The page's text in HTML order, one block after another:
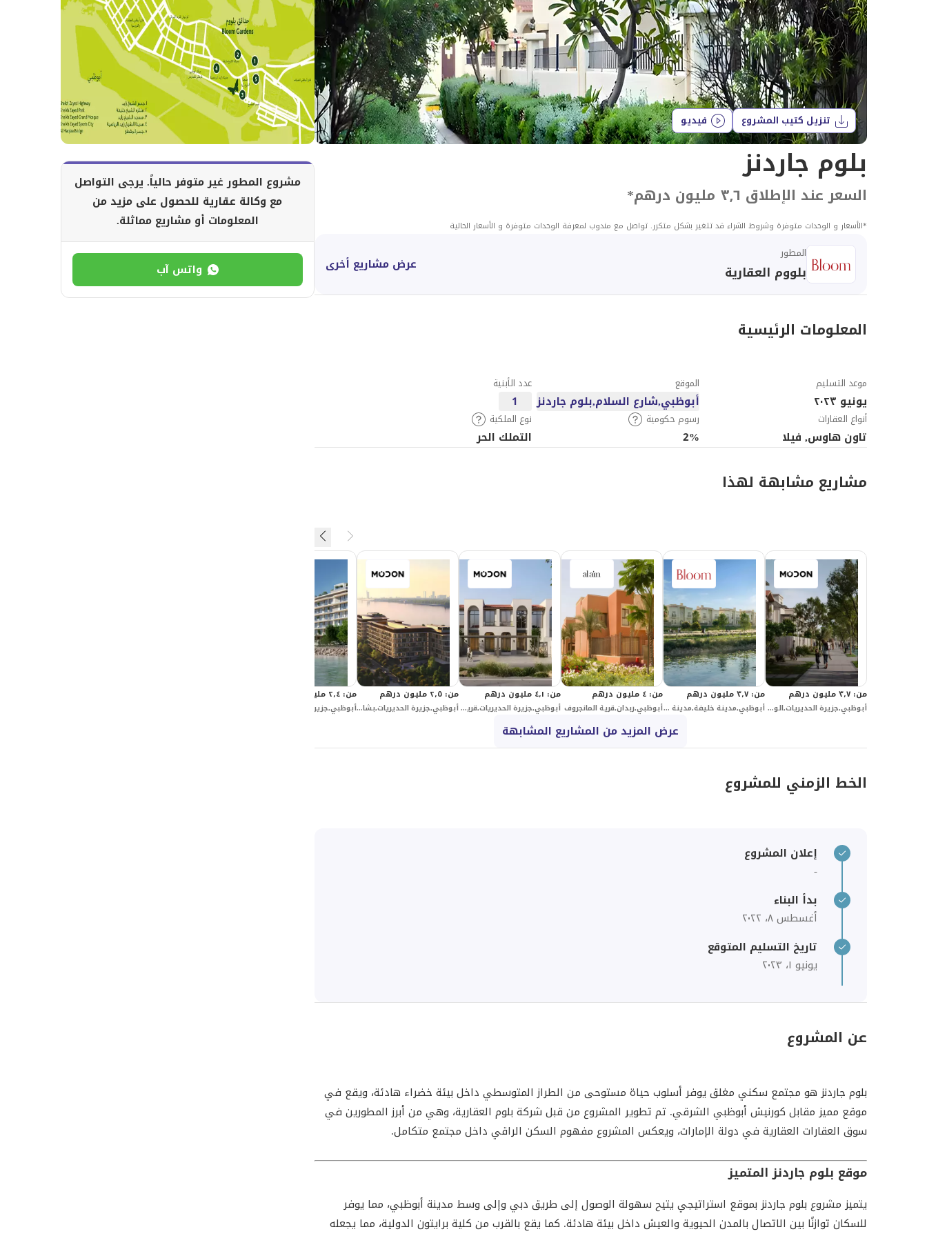
تنزيل كتيب المشروع فيديو
بلوم جاردنز
السعر عند الإطلاق ٣٫٦ مليون درهم *
*الأسعار و الوحدات متوفرة وشروط الشراء قد تتغير بشكل متكرر. تواصل مع مندوب لمعرفة الوحدات متوفرة و الأسعار الحالية
المطور
بلووم العقارية عرض مشاريع أخرى
المعلومات الرئيسية
موعد التسليم
يونيو ٢٠٢٣
الموقع
أبوظبي,شارع السلام,بلوم جاردنز
عدد الأبنية
1
أنواع العقارات
تاون هاوس, فيلا
رسوم حكومية
2%
نوع الملكية
التملك الحر
مشاريع مشابهة لهذا
من:٣٫٧ مليون درهم
أبوظبي,جزيرة الحديريات,الوديم
من:٣٫٧ مليون درهم
أبوظبي,مدينة خليفة,مدينة زايد (مدينة خليفة ج)
من:٤ مليون درهم
أبوظبي,ربدان,قرية المانجروف
من: ٤٫١ مليون درهم
أبوظبي,جزيرة الحديريات,قرية نوايف من شركة مدن
من:٢٫٥ مليون درهم
أبوظبي,جزيرة الحديريات,بشاير ريزيدنسز1
من:٢٫٤ مليون درهم
عرض المزيد من المشاريع المشابهة
الخط الزمني للمشروع
إعلان المشروع
-
بدأ البناء
أغسطس ٨، ٢٠٢٢
تاريخ التسليم المتوقع
يونيو ١، ٢٠٢٣
عن المشروع
بلوم جاردنز هو مجتمع سكني مغلق يوفر أسلوب حياة مستوحى من الطراز المتوسطي داخل بيئة خضراء هادئة، ويقع في
موقع مميز مقابل كورنيش أبوظبي الشرقي. تم تطوير المشروع من قبل شركة بلوم العقارية، وهي من أبرز المطورين في
سوق العقارات العقارية في دولة الإمارات، ويعكس المشروع مفهوم السكن الراقي داخل مجتمع متكامل.
موقع بلوم جاردنز المتميز
يتميز مشروع بلوم جاردنز بموقع استراتيجي يتيح سهولة الوصول إلى طريق دبي وإلى وسط مدينة أبوظبي، مما يوفر
للسكان توازنًا بين الاتصال بالمدن الحيوية والعيش داخل بيئة هادئة. كما يقع بالقرب من كلية برايتون الدولية، مما يجعله
مشروع المطور غير متوفر حالياً. يرجى التواصل
مع وكالة عقارية للحصول على مزيد من
المعلومات أو مشاريع مماثلة.
واتس آب